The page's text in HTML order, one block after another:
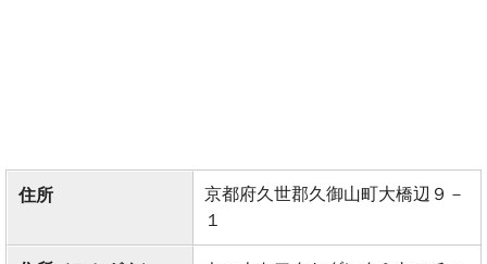
住所
京都府久世郡久御山町大橋辺９－
１